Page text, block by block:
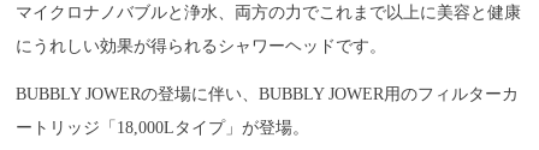
マイクロナノバブルと浄水、両方の力でこれまで以上に美容と健康
にうれしい効果が得られるシャワーヘッドです。
BUBBLY JOWERの登場に伴い、BUBBLY JOWER用のフィルターカ
ートリッジ「18,000Lタイプ」が登場。